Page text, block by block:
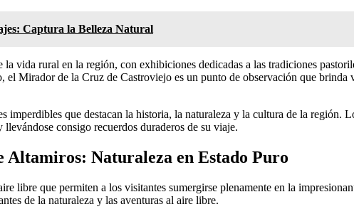
Captura la Belleza Natural
vida rural en la región, con exhibiciones dedicadas a las tradiciones
Mirador de la Cruz de Castroviejo es un punto de observación que brinda
imperdibles que destacan la historia, la naturaleza y la cultura de la región.
consigo recuerdos duraderos de su viaje.
Naturaleza en Estado Puro
libre que permiten a los visitantes sumergirse plenamente en la
de la naturaleza y las aventuras al aire libre.